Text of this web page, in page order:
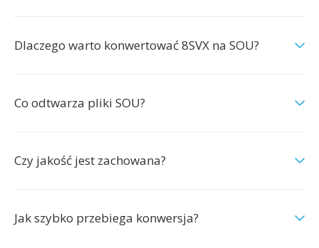
Dlaczego warto konwertować 8SVX na SOU?
Co odtwarza pliki SOU?
Czy jakość jest zachowana?
Jak szybko przebiega konwersja?